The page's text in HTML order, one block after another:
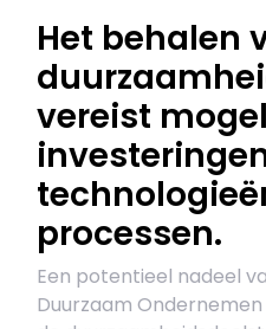
Het behalen
vereist
processen.
Een potentieel nadeel
Duurzaam